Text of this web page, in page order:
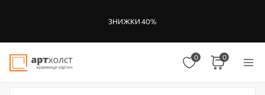
ЗНИЖКИ 40%
0 0